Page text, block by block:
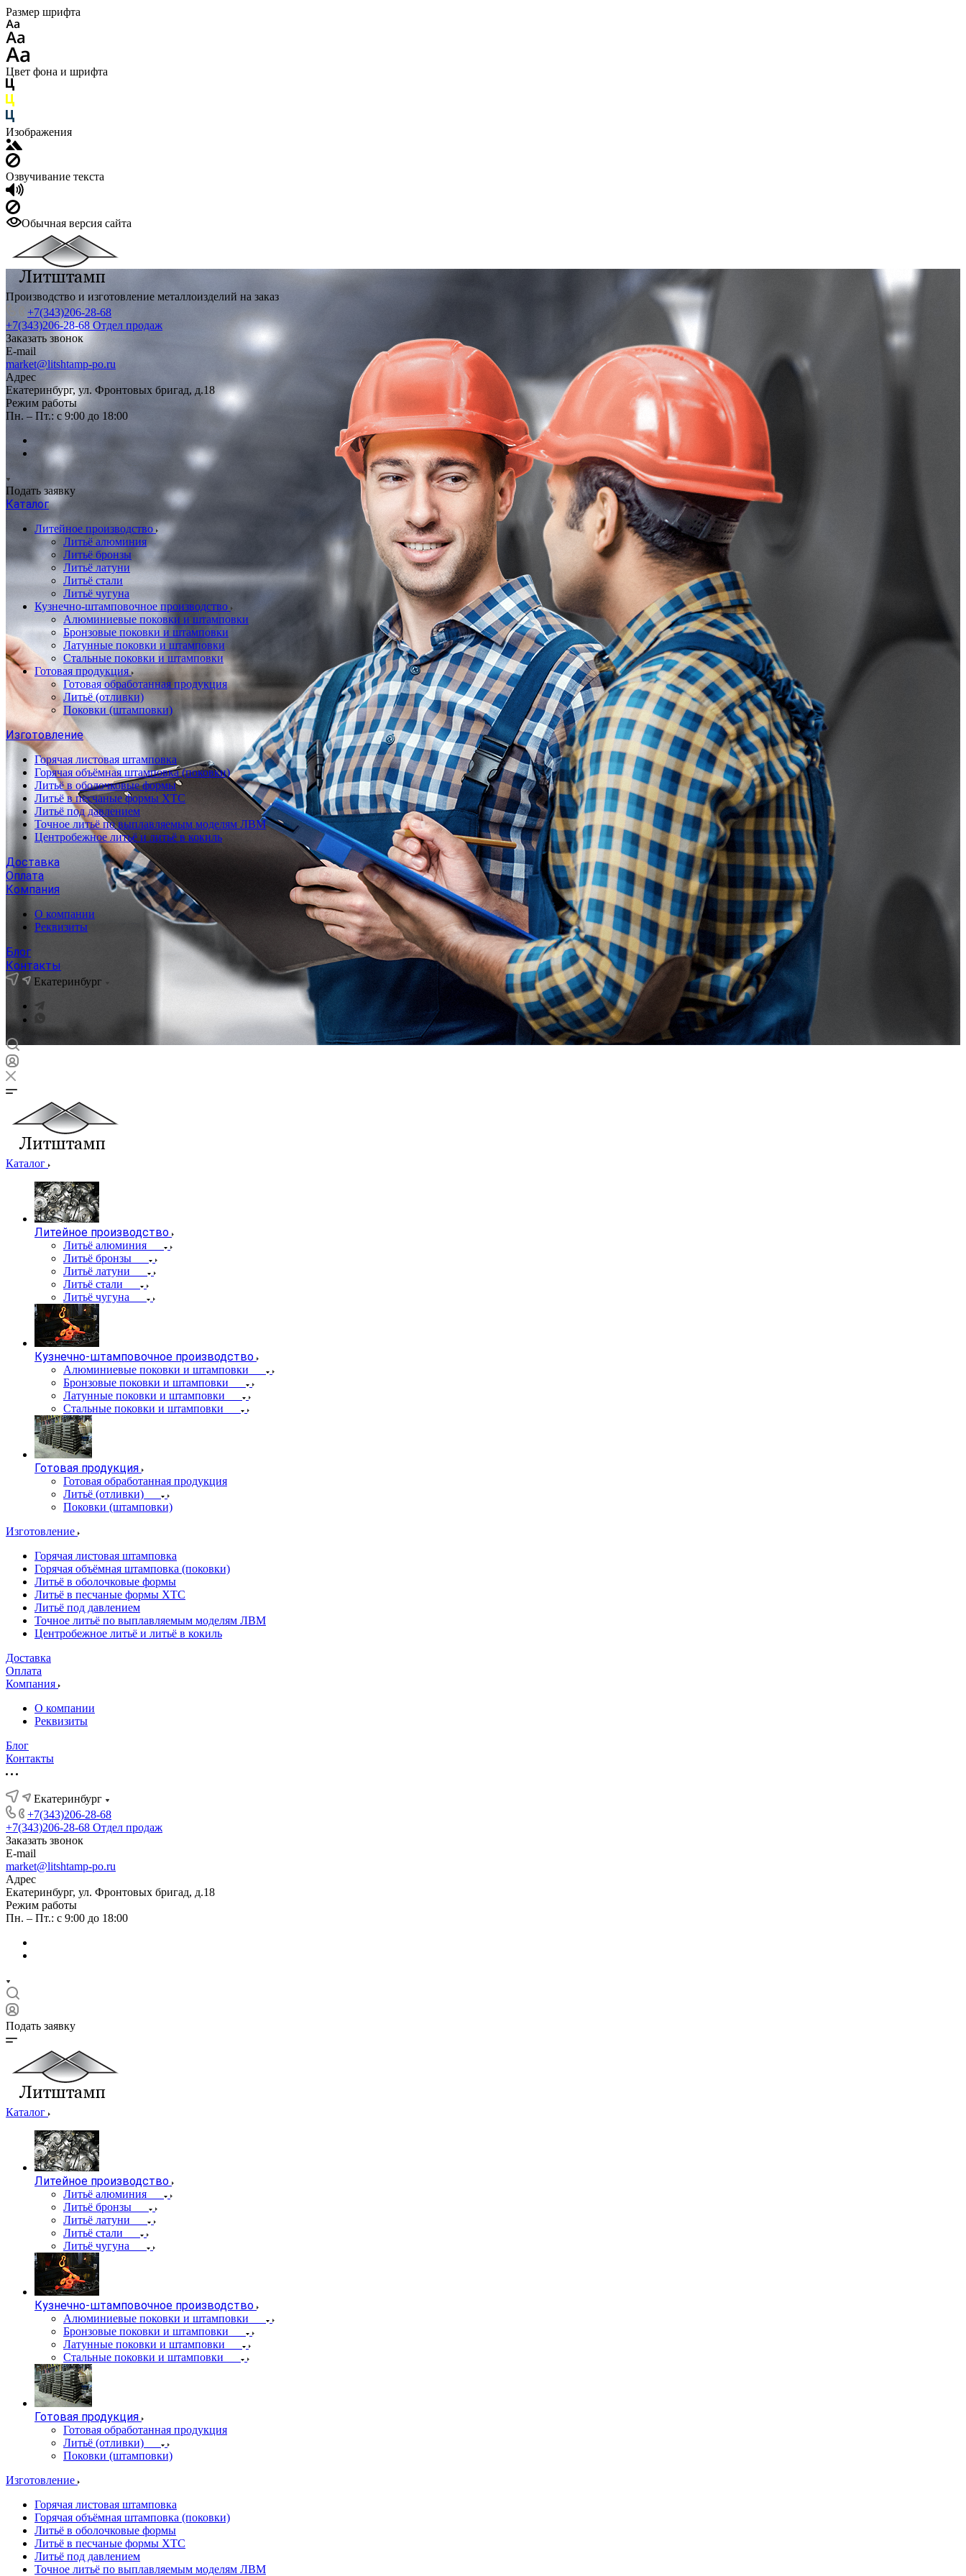
Размер шрифта
Цвет фона и шрифта
Изображения
Озвучивание текста
Обычная версия сайта
Производство и изготовление металлоизделий на заказ
+7(343)206-28-68
+7(343)206-28-68 Отдел продаж
Заказать звонок
E-mail
market@litshtamp-po.ru
Адрес
Екатеринбург, ул. Фронтовых бригад, д.18
Режим работы
Пн. – Пт.: с 9:00 до 18:00
Подать заявку
Каталог
Литейное производство
Литьё алюминия
Литьё бронзы
Литьё латуни
Литьё стали
Литьё чугуна
Кузнечно-штамповочное производство
Алюминиевые поковки и штамповки
Бронзовые поковки и штамповки
Латунные поковки и штамповки
Стальные поковки и штамповки
Готовая продукция
Готовая обработанная продукция
Литьё (отливки)
Поковки (штамповки)
Изготовление
Горячая листовая штамповка
Горячая объёмная штамповка (поковки)
Литьё в оболочковые формы
Литьё в песчаные формы ХТС
Литьё под давлением
Точное литьё по выплавляемым моделям ЛВМ
Центробежное литьё и литьё в кокиль
Доставка
Оплата
Компания
О компании
Реквизиты
Блог
Контакты
Екатеринбург
Каталог
Литейное производство
Литьё алюминия
Литьё бронзы
Литьё латуни
Литьё стали
Литьё чугуна
Кузнечно-штамповочное производство
Алюминиевые поковки и штамповки
Бронзовые поковки и штамповки
Латунные поковки и штамповки
Стальные поковки и штамповки
Готовая продукция
Готовая обработанная продукция
Литьё (отливки)
Поковки (штамповки)
Изготовление
Горячая листовая штамповка
Горячая объёмная штамповка (поковки)
Литьё в оболочковые формы
Литьё в песчаные формы ХТС
Литьё под давлением
Точное литьё по выплавляемым моделям ЛВМ
Центробежное литьё и литьё в кокиль
Доставка
Оплата
Компания
О компании
Реквизиты
Блог
Контакты
Екатеринбург
+7(343)206-28-68
+7(343)206-28-68 Отдел продаж
Заказать звонок
E-mail
market@litshtamp-po.ru
Адрес
Екатеринбург, ул. Фронтовых бригад, д.18
Режим работы
Пн. – Пт.: с 9:00 до 18:00
Подать заявку
Каталог
Литейное производство
Литьё алюминия
Литьё бронзы
Литьё латуни
Литьё стали
Литьё чугуна
Кузнечно-штамповочное производство
Алюминиевые поковки и штамповки
Бронзовые поковки и штамповки
Латунные поковки и штамповки
Стальные поковки и штамповки
Готовая продукция
Готовая обработанная продукция
Литьё (отливки)
Поковки (штамповки)
Изготовление
Горячая листовая штамповка
Горячая объёмная штамповка (поковки)
Литьё в оболочковые формы
Литьё в песчаные формы ХТС
Литьё под давлением
Точное литьё по выплавляемым моделям ЛВМ